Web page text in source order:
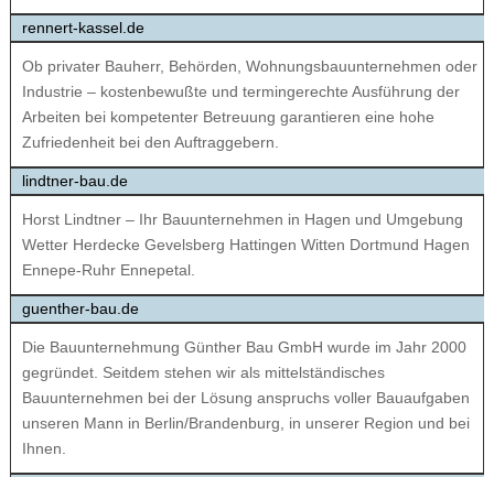
rennert-kassel.de
Ob privater Bauherr, Behörden, Wohnungsbauunternehmen oder
Industrie – kostenbewußte und termingerechte Ausführung der
Arbeiten bei kompetenter Betreuung garantieren eine hohe
Zufriedenheit bei den Auftraggebern.
lindtner-bau.de
Horst Lindtner – Ihr Bauunternehmen in Hagen und Umgebung
Wetter Herdecke Gevelsberg Hattingen Witten Dortmund Hagen
Ennepe-Ruhr Ennepetal.
guenther-bau.de
Die Bauunternehmung Günther Bau GmbH wurde im Jahr 2000
gegründet. Seitdem stehen wir als mittelständisches
Bauunternehmen bei der Lösung anspruchs voller Bauaufgaben
unseren Mann in Berlin/Brandenburg, in unserer Region und bei
Ihnen.